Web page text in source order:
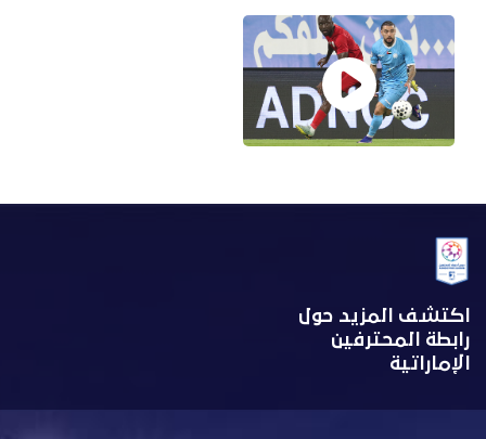
اكتشف المزيد حول
رابطة المحترفين
الإماراتية